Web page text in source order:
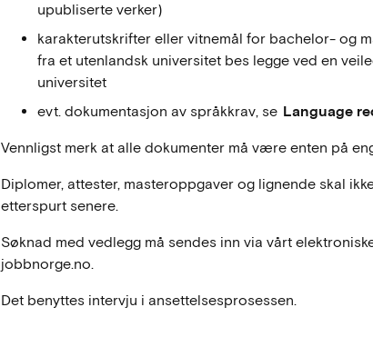
upubliserte verker)
karakterutskrifter eller vitnemål for bachelor- og
fra et utenlandsk universitet bes legge ved en
universitet
evt. dokumentasjon av språkkrav, se Language
Vennligst merk at alle dokumenter må være enten på
Diplomer, attester, masteroppgaver og lignende skal
etterspurt senere.
Søknad med vedlegg må sendes inn via vårt
jobbnorge.no.
Det benyttes intervju i ansettelsesprosessen.